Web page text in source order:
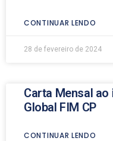
CONTINUAR LENDO
28 de fevereiro de 2024
Carta Mensal
Global FIM CP
CONTINUAR LENDO